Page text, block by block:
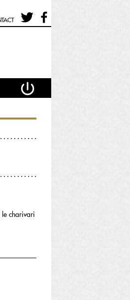
le charivari